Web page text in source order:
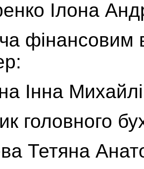
Ілона
фінансовим
Інна
головного
Тетяна